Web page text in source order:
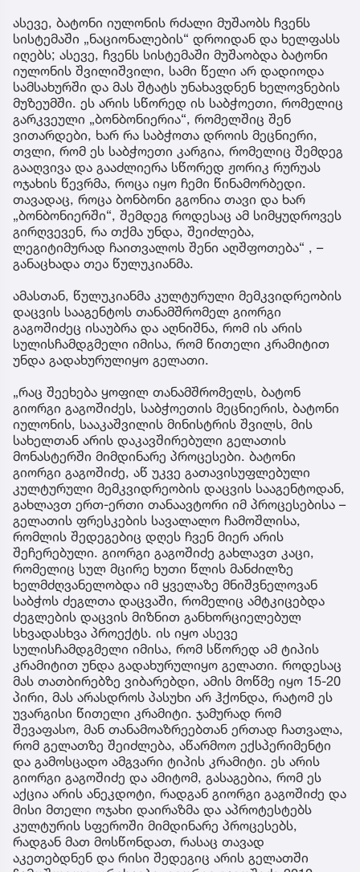
ასევე, ბატონი იულონის რძალი მუშაობს ჩვენს
სისტემაში „ნაციონალების“ დროიდან და ხელფასს
იღებს; ასევე, ჩვენს სისტემაში მუშაობდა ბატონი
იულონის შვილიშვილი, სამი წელი არ დადიოდა
სამსახურში და მას შტატს უნახავდნენ ხელოვნების
მუზეუმში. ეს არის სწორედ ის საბჭოეთი, რომელიც
გარკვეული „ბონბონიერია“, რომელშიც შენ
ვითარდები, ხარ რა საბჭოთა დროის მეცნიერი,
თვლი, რომ ეს საბჭოეთი კარგია, რომელიც შემდეგ
გააღვივა და გააძლიერა სწორედ ჟორიკ რურუას
ოჯახის წევრმა, როცა იყო ჩემი წინამორბედი.
თავადაც, როცა ბონბონი გგონია თავი და ხარ
„ბონბონიერში“, შემდეგ როდესაც ამ სიმყუდროვეს
გირღვევენ, რა თქმა უნდა, შეიძლება,
ლეგიტიმურად ჩაითვალოს შენი აღშფოთება“ , –
განაცხადა თეა წულუკიანმა.
ამასთან, წულუკიანმა კულტურული მემკვიდრეობის
დაცვის სააგენტოს თანამშრომელ გიორგი
გაგოშიძეც ისაუბრა და აღნიშნა, რომ ის არის
სულისჩამდგმელი იმისა, რომ წითელი კრამიტით
უნდა გადახურულიყო გელათი.
„რაც შეეხება ყოფილ თანამშრომელს, ბატონ
გიორგი გაგოშიძეს, საბჭოეთის მეცნიერის, ბატონი
იულონის, სააკაშვილის მინისტრის შვილს, მის
სახელთან არის დაკავშირებული გელათის
მონასტერში მიმდინარე პროცესები. ბატონი
გიორგი გაგოშიძე, აწ უკვე გათავისუფლებული
კულტურული მემკვიდრეობის დაცვის სააგენტოდან,
გახლავთ ერთ-ერთი თანაავტორი იმ პროცესებისა –
გელათის ფრესკების სავალალო ჩამოშლისა,
რომლის შედეგებიც დღეს ჩვენ მიერ არის
შეჩერებული. გიორგი გაგოშიძე გახლავთ კაცი,
რომელიც სულ მცირე ხუთი წლის მანძილზე
ხელმძღვანელობდა იმ ყველაზე მნიშვნელოვან
საბჭოს ძეგლთა დაცვაში, რომელიც ამტკიცებდა
ძეგლების დაცვის მიზნით განხორციელებულ
სხვადასხვა პროექტს. ის იყო ასევე
სულისჩამდგმელი იმისა, რომ სწორედ ამ ტიპის
კრამიტით უნდა გადახურულიყო გელათი. როდესაც
მას თათბირებზე ვიბარებდი, ამის მოწმე იყო 15-20
პირი, მას არასდროს პასუხი არ ჰქონდა, რატომ ეს
უვარგისი წითელი კრამიტი. ჯამურად რომ
შევაფასო, მან თანამოაზრეებთან ერთად ჩათვალა,
რომ გელათზე შეიძლება, აწარმოო ექსპერიმენტი
და გამოსცადო ამგვარი ტიპის კრამიტი. ეს არის
გიორგი გაგოშიძე და ამიტომ, გასაგებია, რომ ეს
აქცია არის ანეკდოტი, რადგან გიორგი გაგოშიძე და
მისი მთელი ოჯახი დაირაზმა და აპროტესტებს
კულტურის სფეროში მიმდინარე პროცესებს,
რადგან მათ მოსწონდათ, რასაც თავად
აკეთებდნენ და რისი შედეგიც არის გელათში